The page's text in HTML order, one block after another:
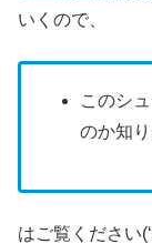
いくので、
このシ
のか知
はご覧ください